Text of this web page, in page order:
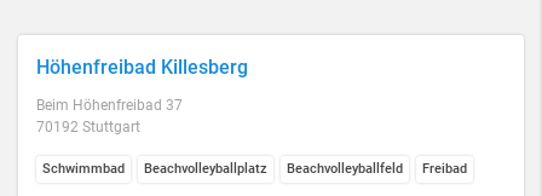
Höhenfreibad Killesberg
Beim Höhenfreibad 37
70192 Stuttgart
Schwimmbad Beachvolleyballplatz Beachvolleyballfeld Freibad